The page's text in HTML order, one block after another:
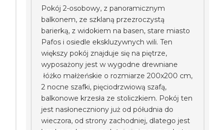
Pokój 2-osobowy, z panoramicznym
balkonem, ze szklaną przezroczystą
barierką, z widokiem na basen, stare miasto
Pafos i osiedle ekskluzywnych wili. Ten
większy pokój znajduje się na piętrze,
wyposażony jest w wygodne drewniane
łóżko małżeńskie o rozmiarze 200x200 cm,
2 nocne szafki, pięciodrzwiową szafą,
balkonowe krzesła ze stoliczkiem. Pokój ten
jest nasłoneczniony już od półudnia do
wieczora, od strony zachodniej, dlatego jest